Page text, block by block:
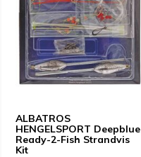
ALBATROS
HENGELSPORT Deepblue
Ready-2-Fish Strandvis
Kit